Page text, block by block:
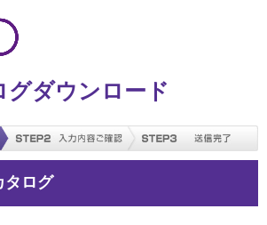
グダウンロード
タログ